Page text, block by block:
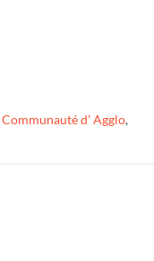
Communauté d' Agglo,